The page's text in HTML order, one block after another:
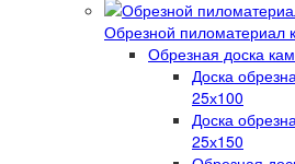
Обрезной пиломатериал
Обрезная доска
Доска
25х100
Доска
25х150